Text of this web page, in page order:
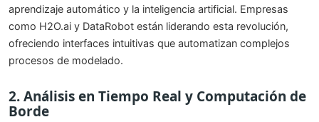
aprendizaje automático y la inteligencia artificial. Empresas
como H2O.ai y DataRobot están liderando esta revolución,
ofreciendo interfaces intuitivas que automatizan complejos
procesos de modelado.
2. Análisis en Tiempo Real y Computación de
Borde